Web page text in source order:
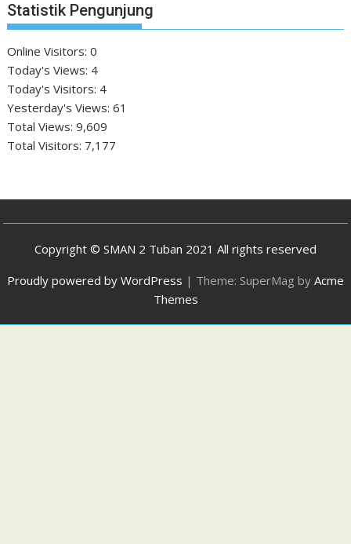
Statistik Pengunjung
Online Visitors:0
Today's Views: 4
Today's Visitors: 4
Yesterday's Views:61
Total Views:9,609
Total Visitors: 7,177
Copyright © SMAN 2 Tuban 2021 All rights reserved
Proudly powered by WordPress | Theme: SuperMag by Acme
Themes